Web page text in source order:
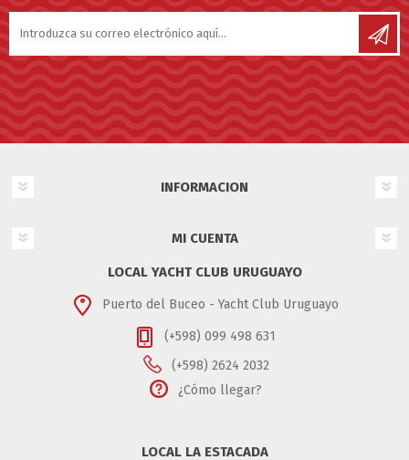
INFORMACION
MI CUENTA
LOCAL YACHT CLUB URUGUAYO
Puerto del Buceo - Yacht Club Uruguayo
(+598) 099 498 631
(+598) 2624 2032
¿Cómo llegar?
LOCAL LA ESTACADA